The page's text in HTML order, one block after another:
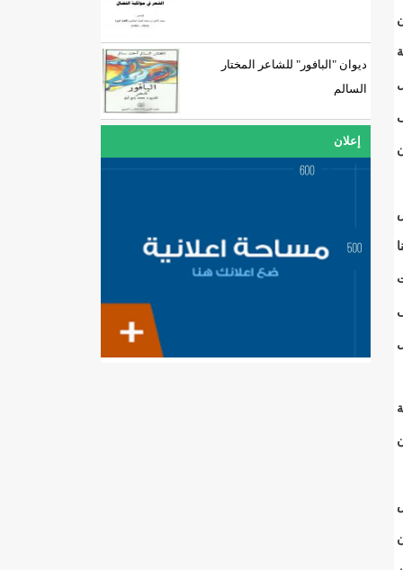
ديوان "البافور" للشاعر المختار
السالم
إعلان